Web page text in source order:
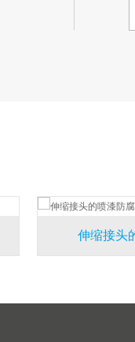
伸缩接头